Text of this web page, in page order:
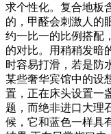
求个性化。复合地板
的，甲醛会刺激人的
约一比一的比例搭配
的对比。用稍稍发暗
时容易打滑，若是防
某些奢华宾馆中的设
置，正在床头设置一
题，而绝非进口大理
候，它和蓝色一样具